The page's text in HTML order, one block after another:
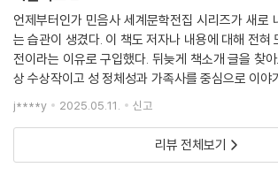
--- p.385
내 안에서 행복한 불꽃이 피어올랐다. 그것은 개들이
다, 비극엔 무감각하고 절실한 애정으로 가득 찬 그런
집, 미들섹스다.
2세대의 동화 전략: 차별과 배제
미국으로 이민 왔으나 그리스인으로서의 정체성을
세대와 달리, 이민 2세대인 밀턴 스테퍼니데스는 미
상류층으로 진입하는 데 성공하는 인물이다. 그는
고향인 그리스 땅을 밟아 본 적도 없을 정도로 모국과
다. 미국 아닌 다른 세계의 흔적으로 얼룩지지 않은
언제부터인가 민음사 세계문학전집 시리즈가 새로
는 습관이 생겼다. 이 책도 저자나 내용에 대해 전혀
전이라는 이유로 구입했다. 뒤늦게 책소개 글을 찾
상 수상작이고 성 정체성과 가족사를 중심으로 이야
정체성은 근현대 문학에서 가장 자주 다뤄지는 소재
과 민족/인종 정체
j****y 2025.05.11. 신고
리뷰 전체보기